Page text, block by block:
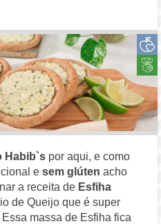
Habib`s por aqui, e como
e sem glúten acho
a receita de Esfiha
de Queijo que é super
massa de Esfiha fica